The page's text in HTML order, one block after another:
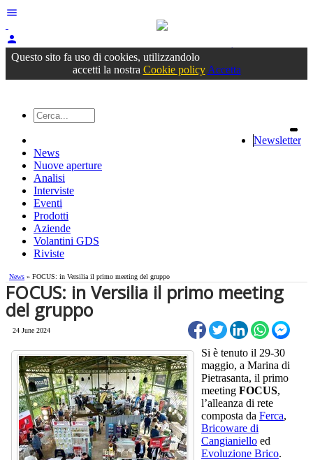
menu
person
Accedioppure registrati
Questo sito fa uso di cookies, utilizzandolo
accetti la nostra Cookie policy Accetta
Newsletter
News
Nuove aperture
Analisi
Interviste
Eventi
Prodotti
Aziende
Volantini GDS
Riviste
News » FOCUS: in Versilia il primo meeting del gruppo
FOCUS: in Versilia il primo meeting
del gruppo
24 June 2024
Si è tenuto il 29-30
maggio, a Marina di
Pietrasanta, il primo
meeting FOCUS,
l’alleanza di rete
composta da Ferca,
Bricoware di
Cangianiello ed
Evoluzione Brico.